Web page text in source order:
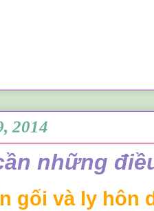
2014
những
gối và ly hôn